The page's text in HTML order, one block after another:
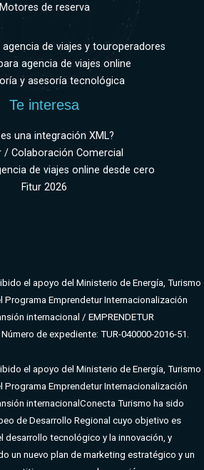
Motores de reserva
agencia de viajes y touroperadores
agencia de viajes online
y asesoría tecnológica
Te interesa
una integración XML?
/ Colaboración Comercial
de viajes online desde cero
Fitur 2026
el apoyo del Ministerio de Energía, Turismo
Programa Emprendetur Internacionalización
internacional / EMPRENDETUR
de expediente: TUR-040000-2016-51.
el apoyo del Ministerio de Energía, Turismo
Programa Emprendetur Internacionalización
internacional Conecta Turismo ha sido
de Desarrollo Regional cuyo objetivo es
desarrollo tecnológico y la innovación, y
un nuevo plan de marketing estratégico y un